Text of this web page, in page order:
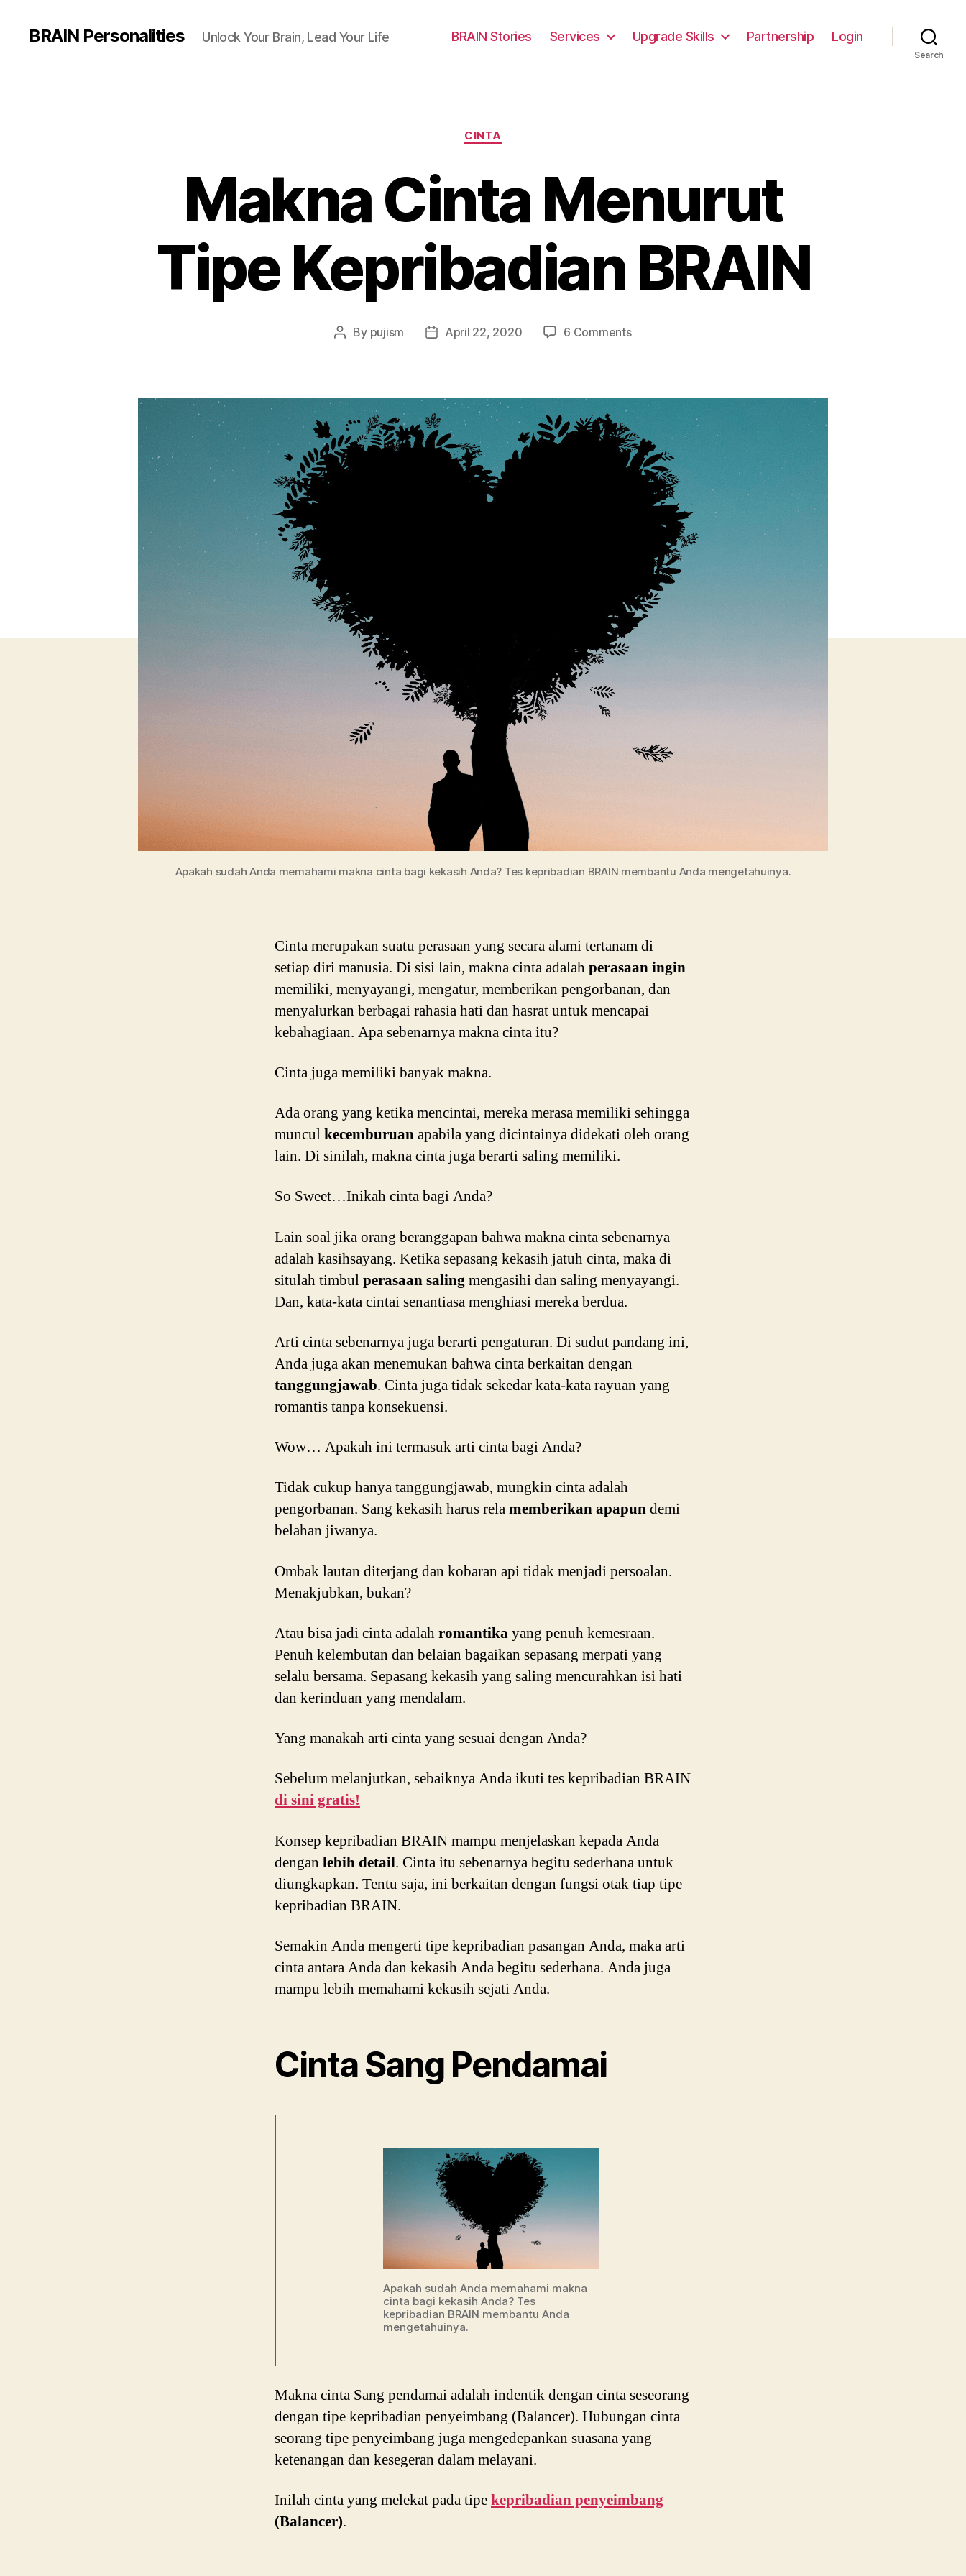
BRAIN Personalities Unlock Your Brain, Lead Your Life BRAIN Stories Services Upgrade Skills Partnership Login
Search
Categories
CINTA
Makna Cinta Menurut
Tipe Kepribadian BRAIN
Post
By pujism
PostApril 22, 2020 6 Commentson
Tipe
Kepribadian
BRAIN
Apakah sudah Anda memahami makna cinta bagi kekasih Anda? Tes kepribadian BRAIN membantu Anda mengetahuinya.
Cinta merupakan suatu perasaan yang secara alami tertanam di
setiap diri manusia. Di sisi lain, makna cinta adalahperasaan ingin
memiliki, menyayangi, mengatur, memberikan pengorbanan, dan
menyalurkan berbagai rahasia hati dan hasrat untuk mencapai
kebahagiaan. Apa sebenarnya makna cinta itu?
Cinta juga memiliki banyak makna.
Ada orang yang ketika mencintai, mereka merasa memiliki sehingga
munculkecemburuanapabila yang dicintainya didekati oleh orang
lain. Di sinilah, makna cinta juga berarti saling memiliki.
So Sweet…Inikah cinta bagi Anda?
Lain soal jika orang beranggapan bahwa makna cinta sebenarnya
adalah kasihsayang. Ketika sepasang kekasih jatuh cinta, maka di
situlah timbulperasaan salingmengasihi dan saling menyayangi.
Dan, kata-kata cintai senantiasa menghiasi mereka berdua.
Arti cinta sebenarnya juga berarti pengaturan. Di sudut pandang ini,
Anda juga akan menemukan bahwa cinta berkaitan dengan
tanggungjawab. Cinta juga tidak sekedar kata-kata rayuan yang
romantis tanpa konsekuensi.
Wow… Apakah ini termasuk arti cinta bagi Anda?
Tidak cukup hanya tanggungjawab, mungkin cinta adalah
pengorbanan. Sang kekasih harus relamemberikan apapundemi
belahan jiwanya.
Ombak lautan diterjang dan kobaran api tidak menjadi persoalan.
Menakjubkan, bukan?
Atau bisa jadi cinta adalahromantikayang penuh kemesraan.
Penuh kelembutan dan belaian bagaikan sepasang merpati yang
selalu bersama. Sepasang kekasih yang saling mencurahkan isi hati
dan kerinduan yang mendalam.
Yang manakah arti cinta yang sesuai dengan Anda?
Sebelum melanjutkan, sebaiknya Anda ikuti tes kepribadian BRAIN
di sini gratis!
Konsep kepribadian BRAIN mampu menjelaskan kepada Anda
dengan lebih detail. Cinta itu sebenarnya begitu sederhana untuk
diungkapkan. Tentu saja, ini berkaitan dengan fungsi otak tiap tipe
kepribadian BRAIN.
Semakin Anda mengerti tipe kepribadian pasangan Anda, maka arti
cinta antara Anda dan kekasih Anda begitu sederhana. Anda juga
mampu lebih memahami kekasih sejati Anda.
Cinta Sang Pendamai
Apakah sudah Anda memahami makna
cinta bagi kekasih Anda? Tes
kepribadian BRAIN membantu Anda
mengetahuinya.
Makna cinta Sang pendamai adalah indentik dengan cinta seseorang
dengan tipe kepribadian penyeimbang (Balancer). Hubungan cinta
seorang tipe penyeimbang juga mengedepankan suasana yang
ketenangan dan kesegeran dalam melayani.
Inilah cinta yang melekat pada tipekepribadian penyeimbang
(Balancer).